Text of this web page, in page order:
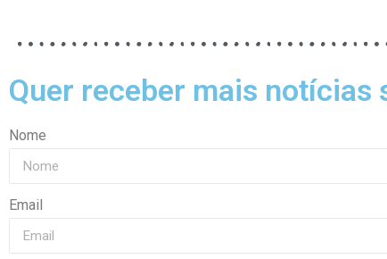
Quer receber mais notícias
Nome
Email